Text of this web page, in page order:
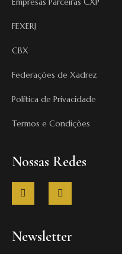
FEXERJ
CBX
Federações de Xadrez
Política de Privacidade
Termos e Condições
Nossas Redes
F
a
c
o
o
I
n
s
g
r
Newsletter